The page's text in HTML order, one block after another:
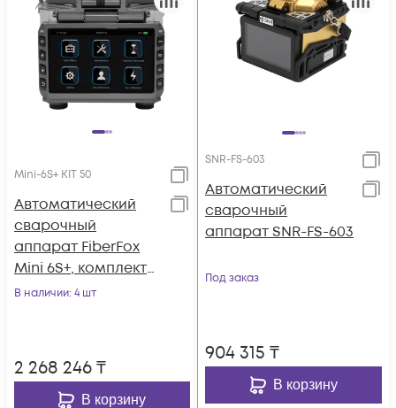
Mini-6S+ KIT 50
Автоматический
сварочный
аппарат FiberFox
Mini 6S+, комплект
со скалывателем
В наличии: 4 шт
2 268 246₸
В корзину
SNR-FS-603
Автоматический
сварочный
аппарат SNR-FS-603
Под заказ
904 315 ₸
В корзину